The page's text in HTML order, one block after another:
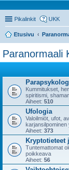
Pikalinkit UKK
Etusivu
Paranormaali
Kummitukset,
spiritismi,
Aiheet: 510
Ufologia
Valoilmiöt, ufot,
karjansilpominen
Aiheet: 373
Kryptotieteet
Tuntemattomat
poikkeava
Aiheet: 56